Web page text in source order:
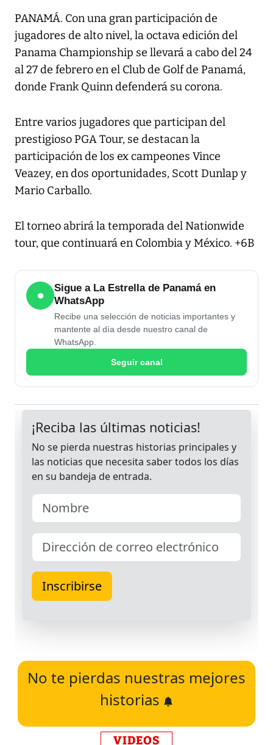
PANAMÁ. Con una gran participación de
jugadores de alto nivel, la octava edición del
Panama Championship se llevará a cabo del 24
al 27 de febrero en el Club de Golf de Panamá,
donde Frank Quinn defenderá su corona.
Entre varios jugadores que participan del
prestigioso PGA Tour, se destacan la
participación de los ex campeones Vince
Veazey, en dos oportunidades, Scott Dunlap y
Mario Carballo.
El torneo abrirá la temporada del Nationwide
tour, que continuará en Colombia y México. +6B
●
Sigue a La Estrella de Panamá en
WhatsApp
Recibe una selección de noticias importantes y
mantente al día desde nuestro canal de
WhatsApp.
Seguir canal
No te pierdas nuestras mejores
historias
VIDEOS